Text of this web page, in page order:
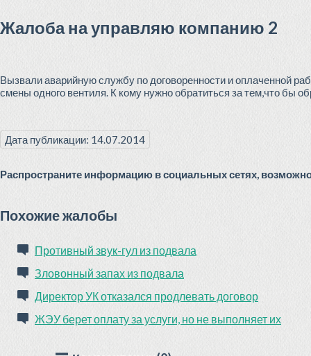
Жалоба на управляю компанию 2
Вызвали аварийную службу по договоренности и оплаченной
смены одного вентиля. К кому нужно обратиться за тем,что
Дата публикации: 14.07.2014
Распространите информацию в социальных сетях,
Похожие жалобы
Противный звук-гул из подвала
Зловонный запах из подвала
Директор УК отказался продлевать договор
ЖЭУ берет оплату за услуги, но не выполняет их